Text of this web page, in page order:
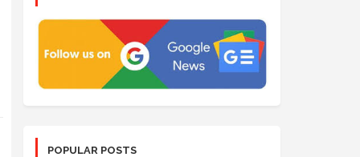
POPULAR POSTS